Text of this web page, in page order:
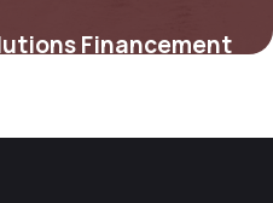
Financement